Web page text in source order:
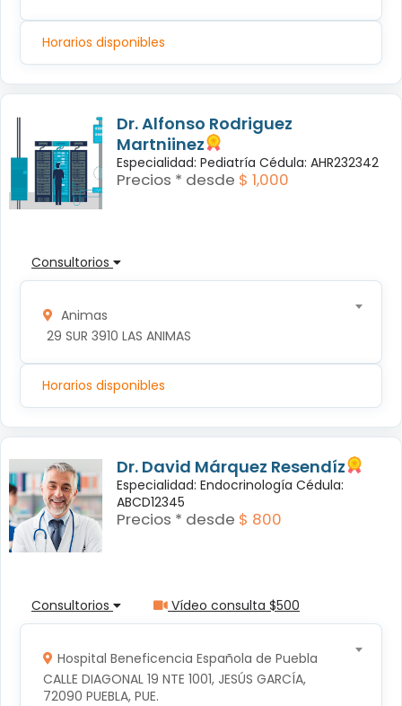
Horarios disponibles
Dr. Alfonso Rodriguez
Martniinez
Especialidad: Pediatría Cédula: AHR232342
Precios * desde $ 1,000
Consultorios
Animas
29 SUR 3910 LAS ANIMAS
Horarios disponibles
Dr. David Márquez Resendíz
Especialidad: Endocrinología Cédula:
ABCD12345
Precios * desde $ 800
Consultorios Vídeo consulta $500
Hospital Beneficencia Española de Puebla
CALLE DIAGONAL 19 NTE 1001, JESÚS GARCÍA,
72090 PUEBLA, PUE.